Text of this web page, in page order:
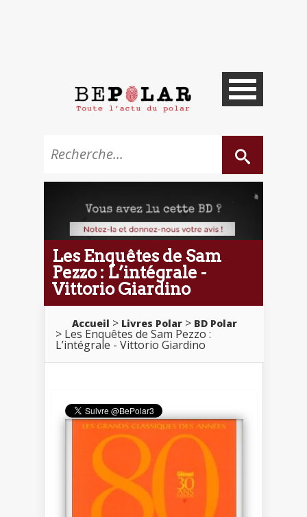
Les Enquêtes de Sam
Pezzo : L’intégrale -
Vittorio Giardino
Accueil Livres Polar BD Polar
Les Enquêtes de Sam Pezzo :
L’intégrale - Vittorio Giardino